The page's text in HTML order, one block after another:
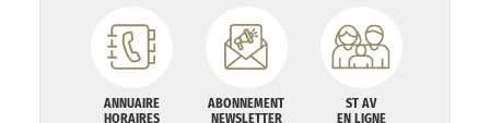
ANNUAIRE
HORAIRES
ABONNEMENT
NEWSLETTER
ST AV
EN LIGNE